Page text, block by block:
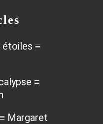
étoiles ≡
≡
Margaret